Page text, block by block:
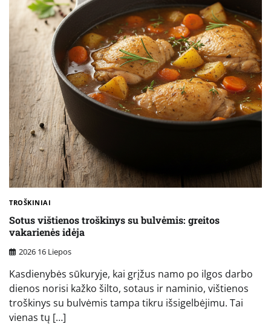
TROŠKINIAI
Sotus vištienos troškinys su bulvėmis: greitos
vakarienės idėja
2026 16 Liepos
Kasdienybės sūkuryje, kai grįžus namo po ilgos darbo
dienos norisi kažko šilto, sotaus ir naminio, vištienos
troškinys su bulvėmis tampa tikru išsigelbėjimu. Tai
vienas tų […]